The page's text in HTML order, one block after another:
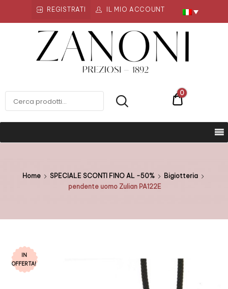
REGISTRATI IL MIO ACCOUNT
ZANONI PREZIOSI €0
0
Home SPECIALE SCONTI FINO AL -50%
Bigiotteria
pendente uomo Zulian PA122E
IN
OFFERTA!